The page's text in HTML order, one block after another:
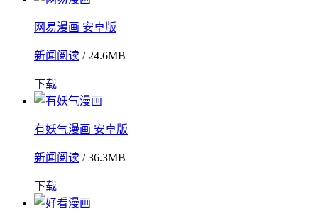
网易漫画 安卓版
新闻阅读 / 24.6MB
下载
有妖气漫画 安卓版
新闻阅读 / 36.3MB
下载